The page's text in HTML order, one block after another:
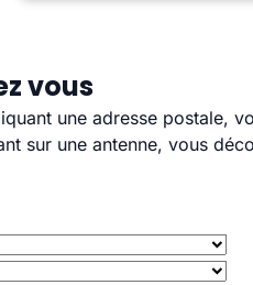
vous
une adresse postale,
sur une antenne, vous